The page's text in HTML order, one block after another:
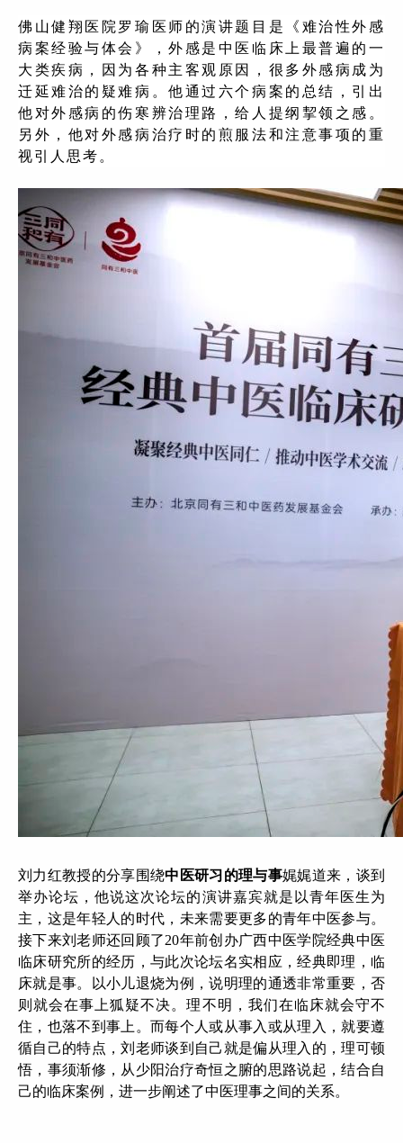
佛山健翔医院罗瑜医师的演讲题目是《难治性外感
病案经验与体会》，外感是中医临床上最普遍的一
大类疾病，因为各种主客观原因，很多外感病成为
迁延难治的疑难病。他通过六个病案的总结，引出
他对外感病的伤寒辨治理路，给人提纲挈领之感。
另外，他对外感病治疗时的煎服法和注意事项的重
视引人思考。
刘力红教授的分享围绕中医研习的理与事娓娓道来，谈到
举办论坛，他说这次论坛的演讲嘉宾就是以青年医生为
主，这是年轻人的时代，未来需要更多的青年中医参与。
接下来刘老师还回顾了20年前创办广西中医学院经典中医
临床研究所的经历，与此次论坛名实相应，经典即理，临
床就是事。以小儿退烧为例，说明理的通透非常重要，否
则就会在事上狐疑不决。理不明，我们在临床就会守不
住，也落不到事上。而每个人或从事入或从理入，就要遵
循自己的特点，刘老师谈到自己就是偏从理入的，理可顿
悟，事须渐修，从少阳治疗奇恒之腑的思路说起，结合自
己的临床案例，进一步阐述了中医理事之间的关系。